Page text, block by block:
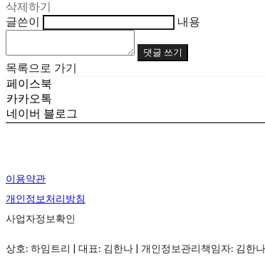
삭제하기
글쓴이
내용
댓글 쓰기
목록으로 가기
페이스북
카카오톡
네이버 블로그
이용약관
개인정보처리방침
사업자정보확인
상호: 하임트리 | 대표: 김한나 | 개인정보관리책임자: 김한